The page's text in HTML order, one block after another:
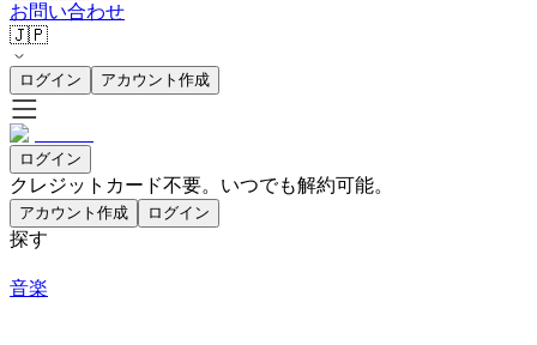
お問い合わせ
🇯🇵
ログイン アカウント作成
ログイン
クレジットカード不要。いつでも解約可能。
アカウント作成 ログイン
探す
音楽